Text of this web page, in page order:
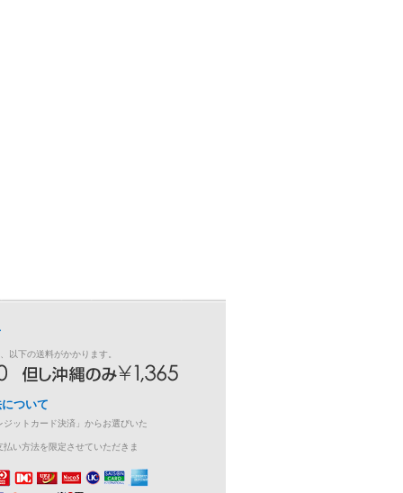
以下の送料がかかります。
ついて
ジットカード決済」からお選びいた
い方法を限定させていただきま